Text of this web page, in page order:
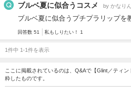
ブルベ夏に似合うコスメ by かなり
ブルベ夏に似合うプチプラリップを
回答数 51 私もしりたい！ 1
1件中 1-1件を表示
ここに掲載されているのは、Q&Aで【Glint／ティ
粋したものです。